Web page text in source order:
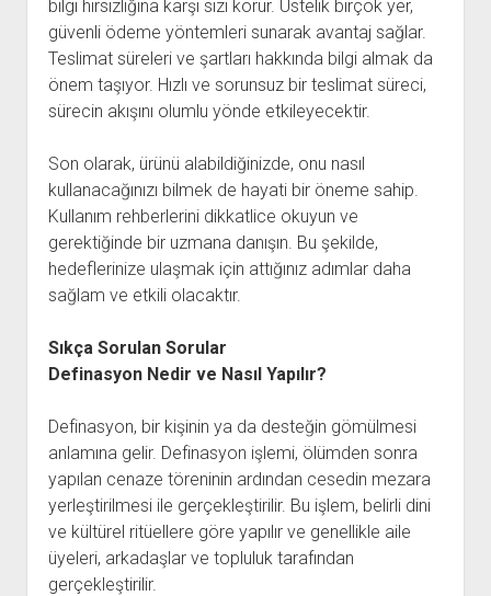
bilgi hırsızlığına karşı sizi korur. Üstelik birçok yer,
güvenli ödeme yöntemleri sunarak avantaj sağlar.
Teslimat süreleri ve şartları hakkında bilgi almak da
önem taşıyor. Hızlı ve sorunsuz bir teslimat süreci,
sürecin akışını olumlu yönde etkileyecektir.
Son olarak, ürünü alabildiğinizde, onu nasıl
kullanacağınızı bilmek de hayati bir öneme sahip.
Kullanım rehberlerini dikkatlice okuyun ve
gerektiğinde bir uzmana danışın. Bu şekilde,
hedeflerinize ulaşmak için attığınız adımlar daha
sağlam ve etkili olacaktır.
Sıkça Sorulan Sorular
Definasyon Nedir ve Nasıl Yapılır?
Definasyon, bir kişinin ya da desteğin gömülmesi
anlamına gelir. Definasyon işlemi, ölümden sonra
yapılan cenaze töreninin ardından cesedin mezara
yerleştirilmesi ile gerçekleştirilir. Bu işlem, belirli dini
ve kültürel ritüellere göre yapılır ve genellikle aile
üyeleri, arkadaşlar ve topluluk tarafından
gerçekleştirilir.